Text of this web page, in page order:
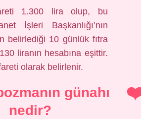
1.300 lira olup, bu
İşleri Başkanlığı’nın
belirlediği 10 günlük fıtra
liranın hesabına eşittir.
olarak belirlenir.
günahı
nedir?